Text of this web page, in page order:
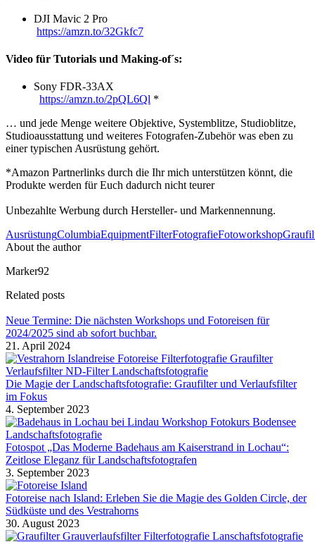
DJI Mavic 2 Pro
https://amzn.to/32Gkfc7
Video für Tutorials und Making-of´s:
Sony FDR-33AX
https://amzn.to/2pQL6Ql *
… und jede Menge weitere Objektive, Systemblitze, Studioblitze,
Studioausstattung und weiteres Fotografen-Zubehör was eben zu
einer typischen Ausrüstung gehört.
*Amazon Partnerlinks durch die Ihr mich unterstützen könnt, die
Produkte werden für Euch dadurch nicht teurer
Unbezahlte Werbung durch Hersteller- und Markennennung.
AusrüstungColumbiaEquipmentFilterFotografieFotoworkshop
About the author
Marker92
Related posts
Neue Termine: Die nächsten Workshops und Fotoreisen für
2024/2025 sind ab sofort buchbar.
21. April 2024
Die Magie der Landschaftsfotografie: Graufilter und Verlaufsfilter
im Fokus
4. September 2023
Fotospot „Das Moderne Badehaus am Kaiserstrand in Lochau“:
Zeitlose Eleganz für Landschaftsfotografen
3. September 2023
Fotoreise nach Island: Erleben Sie die Magie des Golden Circle, der
Südküste und des Vestrahorns
30. August 2023